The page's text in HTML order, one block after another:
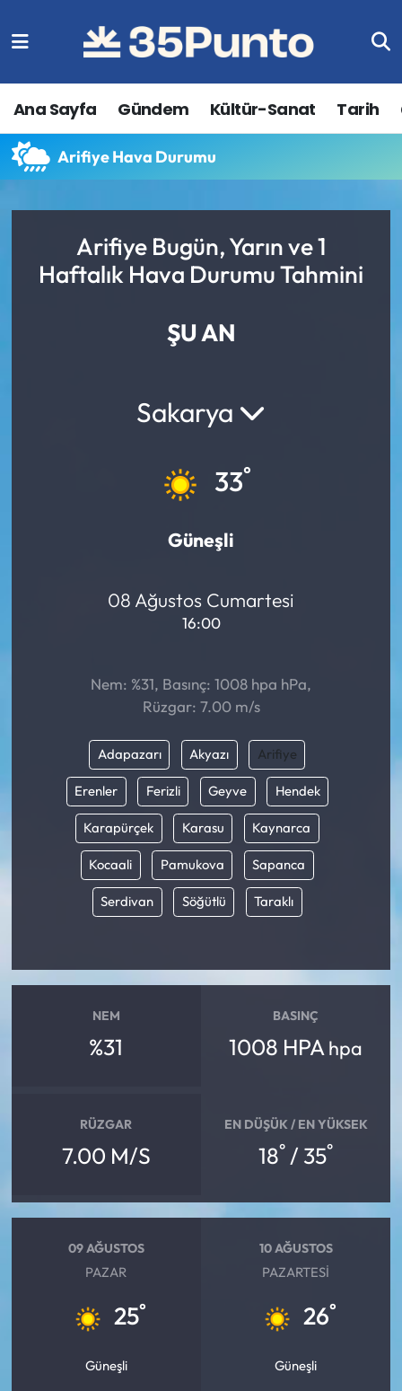
Ana Sayfa Gündem Kültür-Sanat Tarih
Arifiye Hava Durumu
Arifiye Bugün, Yarın ve 1
Haftalık Hava Durumu Tahmini
ŞU AN
Sakarya
33°
Güneşli
08 Ağustos Cumartesi
16:00
Nem: %31, Basınç: 1008 hpa hPa,
Rüzgar: 7.00 m/s
Adapazarı Akyazı Arifiye
Erenler Ferizli Geyve Hendek
Karapürçek Karasu Kaynarca
Kocaali Pamukova Sapanca
Serdivan Söğütlü Taraklı
NEM
%31
BASINÇ
1008 HPA hpa
RÜZGAR
7.00 M/S
EN DÜŞÜK / EN YÜKSEK
18° / 35°
09 AĞUSTOS
PAZAR
25°
Güneşli
10 AĞUSTOS
PAZARTESI
26°
Güneşli